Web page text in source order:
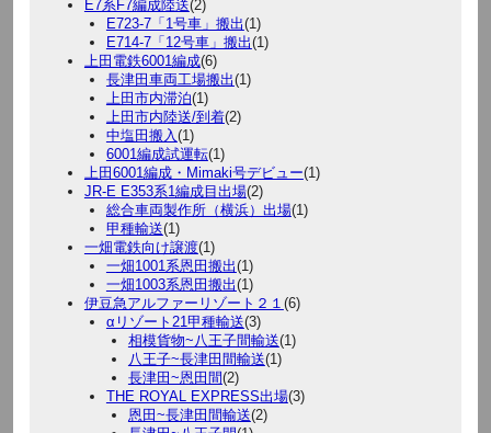
E7系F7編成陸送(2)
E723-7「1号車」搬出(1)
E714-7「12号車」搬出(1)
上田電鉄6001編成(6)
長津田車両工場搬出(1)
上田市内滞泊(1)
上田市内陸送/到着(2)
中塩田搬入(1)
6001編成試運転(1)
上田6001編成・Mimaki号デビュー(1)
JR-E E353系1編成目出場(2)
総合車両製作所（横浜）出場(1)
甲種輸送(1)
一畑電鉄向け譲渡(1)
一畑1001系恩田搬出(1)
一畑1003系恩田搬出(1)
伊豆急アルファーリゾート２１ (6)
αリゾート21甲種輸送(3)
相模貨物~八王子間輸送(1)
八王子~長津田間輸送(1)
長津田~恩田間(2)
THE ROYAL EXPRESS出場(3)
恩田~長津田間輸送(2)